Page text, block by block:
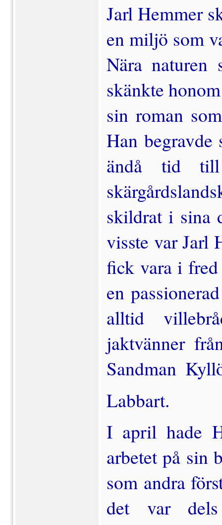
Jarl Hemmer
en miljö som
Nära naturen
skänkte
sin roman
Han
ändå tid
skildrat i sina
visste var Jarl
fick vara i
en
alltid
jaktvänner
Sandman 
Labbart.
I april hade
arbetet på sin
som andra
det var